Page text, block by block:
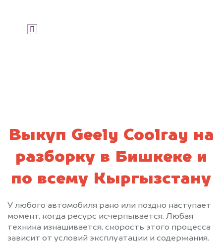
Выкуп Geely Coolray на
разборку в Бишкеке и
по всему Кыргызстану
У любого автомобиля рано или поздно наступает
момент, когда ресурс исчерпывается. Любая
техника изнашивается, скорость этого процесса
зависит от условий эксплуатации и содержания.